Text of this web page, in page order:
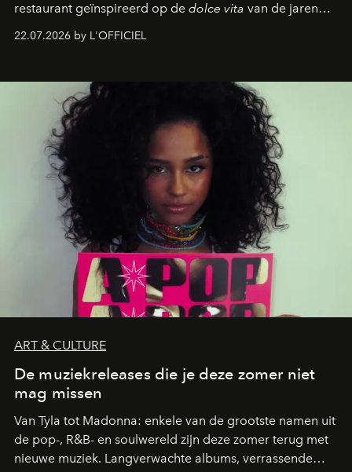
restaurant geïnspireerd op de dolce vita van de jaren
zestig, een Japanse hotspot die na zonsondergang
verandert in een bruisende ontmoetingsplek en de
neerstrijkt in Saint-Tropez. Dit zijn de nieuwe adressen
die deze zomer de toon zetten, van lange lunches tot
zwoele nachten.
22.07.2026 by L'OFFICIEL
ART & CULTURE
De muziekreleases die je deze zomer niet
mag missen
Van Tyla tot Madonna: enkele van de grootste namen uit
de pop-, R&B- en soulwereld zijn deze zomer terug met
nieuwe muziek. Langverwachte albums, verrassende